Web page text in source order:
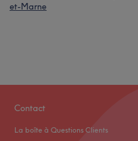
et-Marne
Contact
La boîte à Questions Clients